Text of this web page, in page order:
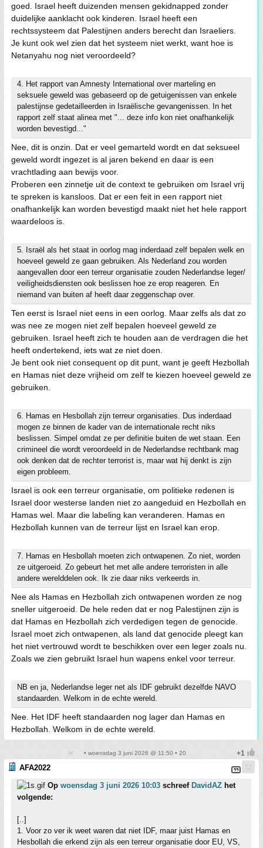
goed. Israel heeft duizenden mensen gekidnapped zonder
duidelijke aanklacht ook kinderen. Israel heeft een
rechtssysteem dat Palestijnen anders berecht dan Israeliers.
Je kunt ook wel zien dat het systeem niet werkt, want hoe is
Netanyahu nog niet veroordeeld?
4. Het rapport van Amnesty International over marteling en
seksuele geweld was gebaseerd op de getuigenissen van enkele
palestijnse gedetailleerden in Israëlische gevangenissen. In het
rapport zelf staat alinea met "... deze info kon niet onafhankelijk
worden bevestigd..."
Nee, dit is onzin. Dat er veel gemarteld wordt en dat seksueel
geweld wordt ingezet is al jaren bekend en daar is een
vrachtlading aan bewijs voor.
Proberen een zinnetje uit de context te gebruiken om Israel vrij
te spreken is kansloos. Dat er een feit in een rapport niet
onafhankelijk kan worden bevestigd maakt niet het hele rapport
waardeloos is.
5. Israël als het staat in oorlog mag inderdaad zelf bepalen welk en
hoeveel geweld ze gaan gebruiken. Als Nederland zou worden
aangevallen door een terreur organisatie zouden Nederlandse leger/
veiligheidsdiensten ook beslissen hoe ze erop reageren. En
niemand van buiten af heeft daar zeggenschap over.
Ten eerst is Israel niet eens in een oorlog. Maar zelfs als dat zo
was nee ze mogen niet zelf bepalen hoeveel geweld ze
gebruiken. Israel heeft zich te houden aan de verdragen die het
heeft ondertekend, iets wat ze niet doen.
Je bent ook niet consequent op dit punt, want je geeft Hezbollah
en Hamas niet deze vrijheid om zelf te kiezen hoeveel geweld ze
gebruiken.
6. Hamas en Hesbollah zijn terreur organisaties. Dus inderdaad
mogen ze binnen de kader van de internationale recht niks
beslissen. Simpel omdat ze per definitie buiten de wet staan. Een
crimineel die wordt veroordeeld in de Nederlandse rechtbank mag
ook denken dat de rechter terrorist is, maar wat hij denkt is zijn
eigen probleem.
Israel is ook een terreur organisatie, om politieke redenen is
Israel door westerse landen niet zo aangeduid en Hezbollah en
Hamas wel. Maar die labeling kan veranderen. Hamas en
Hezbollah kunnen van de terreur lijst en Israel kan erop.
7. Hamas en Hesbollah moeten zich ontwapenen. Zo niet, worden
ze uitgeroeid. Zo gebeurt het met alle andere terroristen in alle
andere werelddelen ook. Ik zie daar niks verkeerds in.
Nee als Hamas en Hezbollah zich ontwapenen worden ze nog
sneller uitgeroeid. De hele reden dat er nog Palestijnen zijn is
dat Hamas en Hezbollah zich verdedigen tegen de genocide.
Israel moet zich ontwapenen, als land dat genocide pleegt kan
het niet vertrouwd wordt te beschikken over een leger zoals nu.
Zoals we zien gebruikt Israel hun wapens enkel voor terreur.
NB en ja, Nederlandse leger net als IDF gebruikt dezelfde NAVO
standaarden. Welkom in de echte wereld.
Nee. Het IDF heeft standaarden nog lager dan Hamas en
Hezbollah. Welkom in de echte wereld.
• woensdag 3 juni 2026 @ 11:50 • 20
AFA2022
Op woensdag 3 juni 2026 10:03 schreef DavidAZ het
volgende:
[..]
1. Voor zo ver ik weet waren dat niet IDF, maar juist Hamas en
Hesbollah die erkend zijn als een terreur organisatie door EU, VS,